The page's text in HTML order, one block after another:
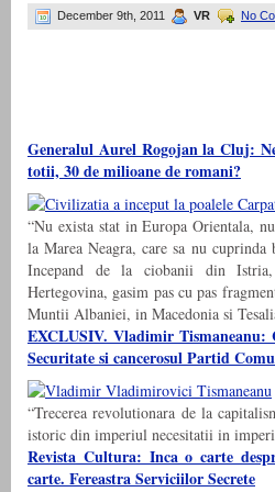
December 9th, 2011 VR No
Generalul Aurel Rogojan la Cluj:
totii, 30 de milioane de romani?
“Nu exista stat in Europa Orientala,
la Marea Neagra, care sa nu cuprinda
Incepand de la ciobanii din
Hertegovina, gasim pas cu pas
Muntii Albaniei, in Macedonia si
EXCLUSIV. Vladimir
Securitate si cancerosul Partid
“Trecerea revolutionara de la
istoric din imperiul necesitatii in
Revista Cultura: Inca o carte
carte. Fereastra Serviciilor Secrete